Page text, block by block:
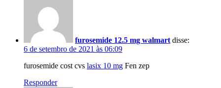
furosemide 12.5 mg walmart disse:
6 de setembro de 2021 às 06:09
furosemide cost cvs lasix 10 mg Fen zep
Responder